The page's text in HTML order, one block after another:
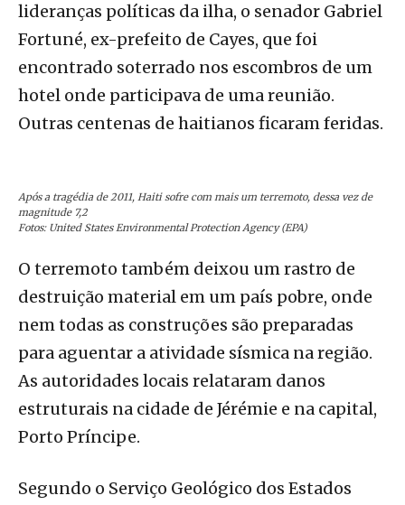
lideranças políticas da ilha, o senador Gabriel
Fortuné, ex-prefeito de Cayes, que foi
encontrado soterrado nos escombros de um
hotel onde participava de uma reunião.
Outras centenas de haitianos ficaram feridas.
Após a tragédia de 2011, Haiti sofre com mais um terremoto, dessa vez de
magnitude 7,2
Fotos: United States Environmental Protection Agency (EPA)
O terremoto também deixou um rastro de
destruição material em um país pobre, onde
nem todas as construções são preparadas
para aguentar a atividade sísmica na região.
As autoridades locais relataram danos
estruturais na cidade de Jérémie e na capital,
Porto Príncipe.
Segundo o Serviço Geológico dos Estados